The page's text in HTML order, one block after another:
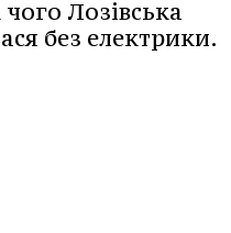
чого Лозівська
без електрики.